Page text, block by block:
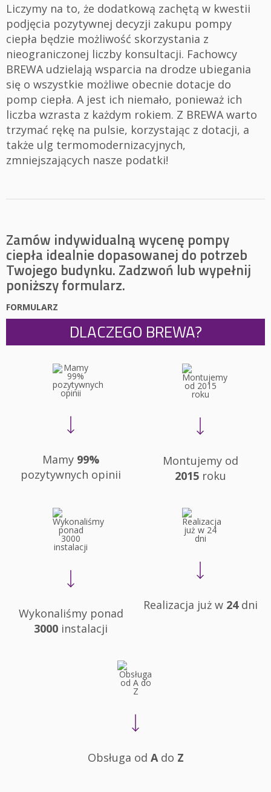
Liczymy na to, że dodatkową zachętą w kwestii
podjęcia pozytywnej decyzji zakupu pompy
ciepła będzie możliwość skorzystania z
nieograniczonej liczby konsultacji. Fachowcy
BREWA udzielają wsparcia na drodze ubiegania
się o wszystkie możliwe obecnie dotacje do
pomp ciepła. A jest ich niemało, ponieważ ich
liczba wzrasta z każdym rokiem. Z BREWA warto
trzymać rękę na pulsie, korzystając z dotacji, a
także ulg termomodernizacyjnych,
zmniejszających nasze podatki!
Zamów indywidualną wycenę pompy
ciepła idealnie dopasowanej do potrzeb
Twojego budynku. Zadzwoń lub wypełnij
poniższy formularz.
FORMULARZ
DLACZEGO BREWA?
Mamy 99%
pozytywnych opinii
Montujemy od
2015roku
Wykonaliśmy ponad
3000 instalacji
Realizacja już w 24dni
Obsługa od Ado Z